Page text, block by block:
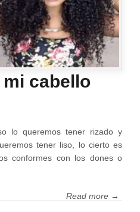
cabello
lo queremos tener rizado y
tener liso, lo cierto es
conformes con los dones o
Read more →